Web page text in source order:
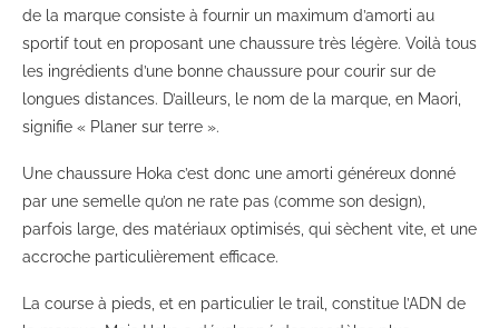
de la marque consiste à fournir un maximum d’amorti au
sportif tout en proposant une chaussure très légère. Voilà tous
les ingrédients d’une bonne chaussure pour courir sur de
longues distances. D’ailleurs, le nom de la marque, en Maori,
signifie « Planer sur terre ».
Une chaussure Hoka c’est donc une amorti généreux donné
par une semelle qu’on ne rate pas (comme son design),
parfois large, des matériaux optimisés, qui sèchent vite, et une
accroche particulièrement efficace.
La course à pieds, et en particulier le trail, constitue l’ADN de